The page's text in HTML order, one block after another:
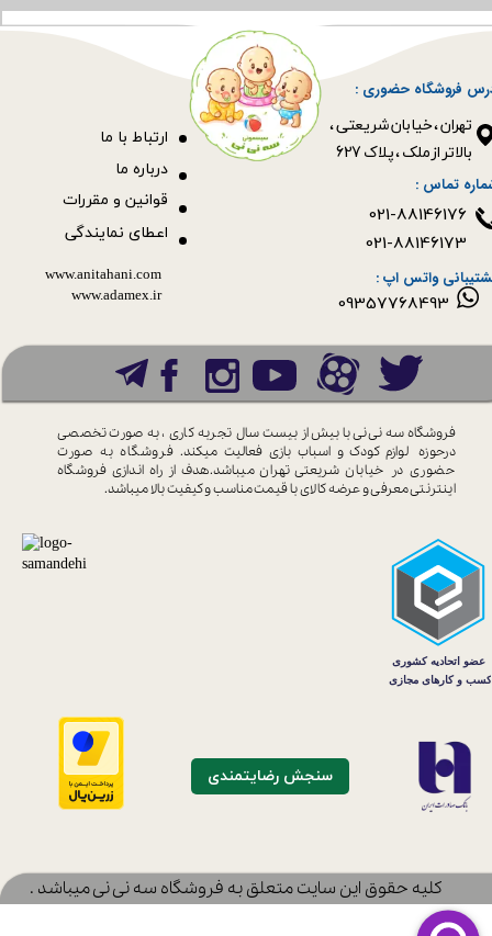
فروشگاه حضوری :
​​​​​​​تهران ، خیابان شریعتی ،
بالاتر از ملک ، پلاک 627​​​​​​​
قوانین و مقررات
ارتباط با ما
09357768493
درباره ما
اعطای نمایندگی
www.anitahani.com
www.ada​​​​​​​mex.ir
فروشگاه سه نی نی با بیش از بیست سال تجربه کاری ، به صورت تخصصی
درحوزه لوازم کودک و اسباب بازی فعالیت میکند. فروشگاه به صورت
حضوری در خیابان شریعتی تهران میباشد.هدف از راه اندازی فروشگاه
اینترنتی معرفی و عرضه کالای باقیمت مناسب و کیفیت بالا میباشد.
تماس :
واتس اپ :
سنجش رضایتمندی
​کلیه حقوق این سایت متعلق به فروشگاه سه نی نی میباشد .